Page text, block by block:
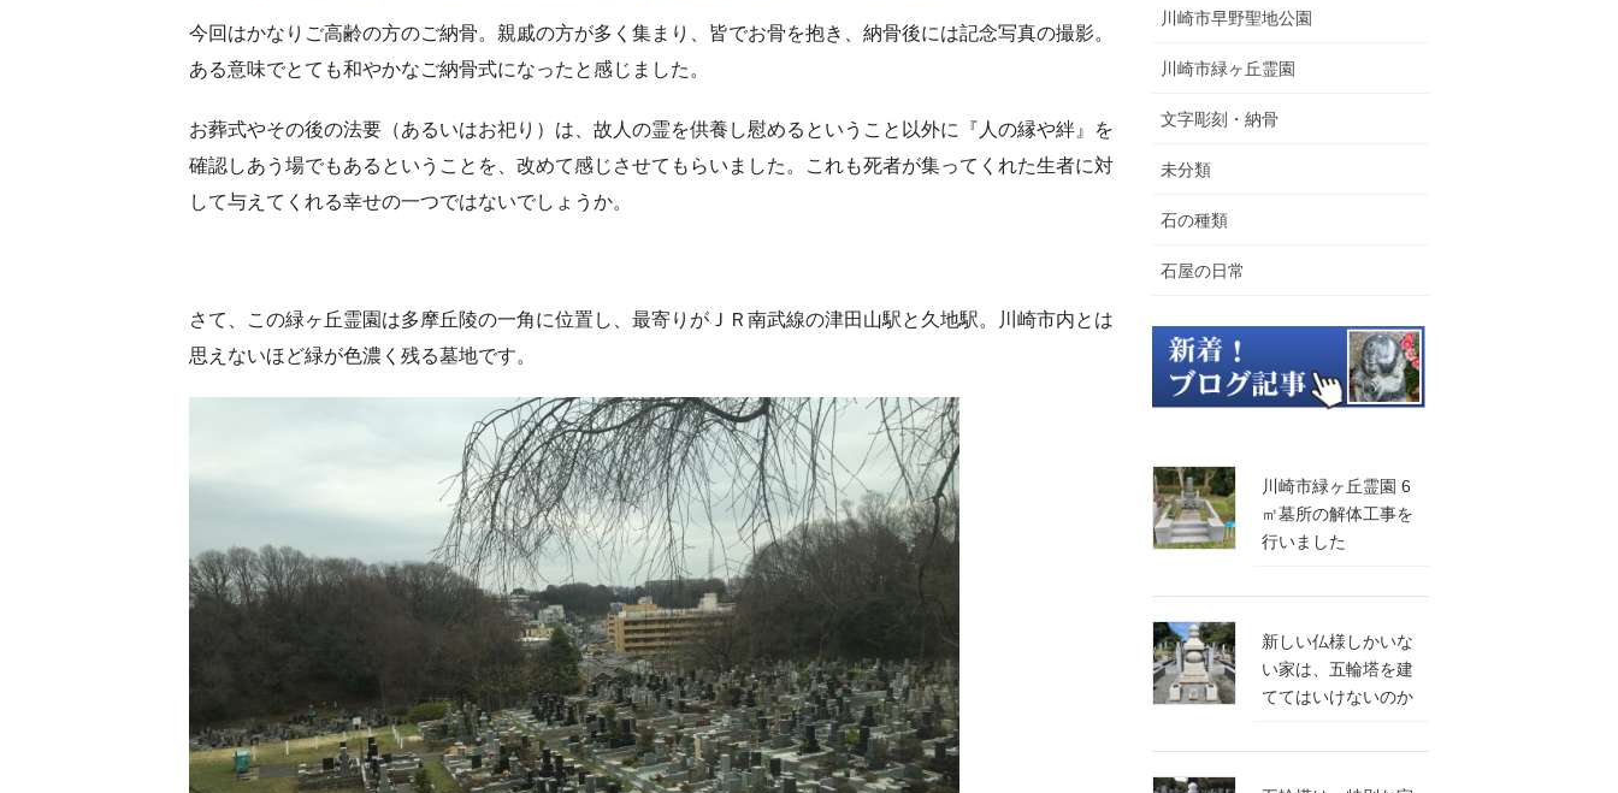
今回はかなりご高齢の方のご納骨。親戚の方が多く集まり、皆でお骨を抱き、納骨後には記念写真の撮影。
ある意味でとても和やかなご納骨式になったと感じました。
お葬式やその後の法要（あるいはお祀り）は、故人の霊を供養し慰めるということ以外に『人の縁や絆』を
確認しあう場でもあるということを、改めて感じさせてもらいました。これも死者が集ってくれた生者に対
して与えてくれる幸せの一つではないでしょうか。
さて、この緑ヶ丘霊園は多摩丘陵の一角に位置し、最寄りがＪＲ南武線の津田山駅と久地駅。川崎市内とは
思えないほど緑が色濃く残る墓地です。
川崎市早野聖地公園
川崎市緑ヶ丘霊園
文字彫刻・納骨
未分類
石の種類
石屋の日常
川崎市緑ヶ丘霊園 6
㎡墓所の解体工事を
行いました
新しい仏様しかいな
い家は、五輪塔を建
ててはいけないのか